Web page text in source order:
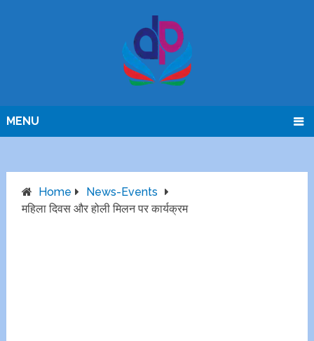
MENU
Home
News-Events
महिला दिवस और होली मिलन पर कार्यक्रम